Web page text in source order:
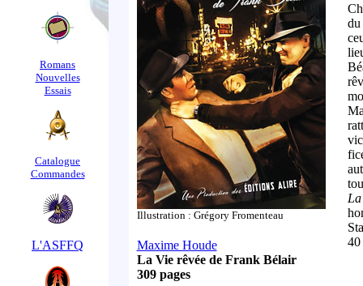
Romans
Nouvelles
Essais
Catalogue
Commandes
L'ASFFQ
Illustration : Grégory Fromenteau
40
Maxime Houde
La Vie rêvée de Frank Bélair
309 pages